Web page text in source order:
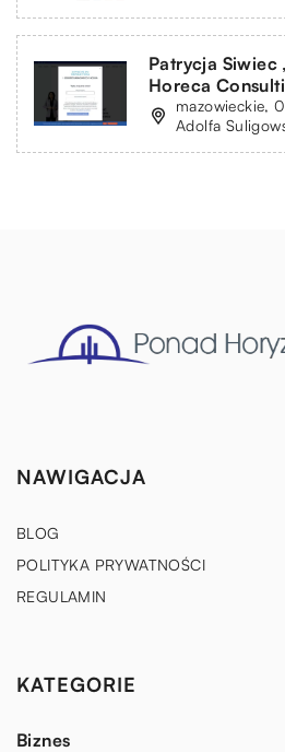
Patrycja Siwiec
Horeca
mazowieckie,
Adolfa
NAWIGACJA
BLOG
POLITYKA PRYWATNOŚCI
REGULAMIN
KATEGORIE
Biznes